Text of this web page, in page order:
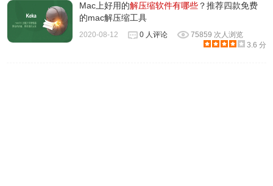
Mac上好用的解压缩软件有哪些 ？推荐四款免费
的mac解压缩工具
2020-08-12 0 人评论
75859 次人浏览
3.6 分